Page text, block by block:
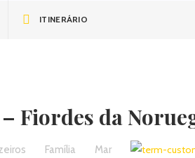
ITINERÁRIO
Fiordes da
Família Mar